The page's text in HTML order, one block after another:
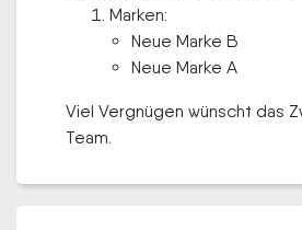
Marken:
Neue Marke B
Neue Marke A
Viel Vergnügen wünscht das
Team.